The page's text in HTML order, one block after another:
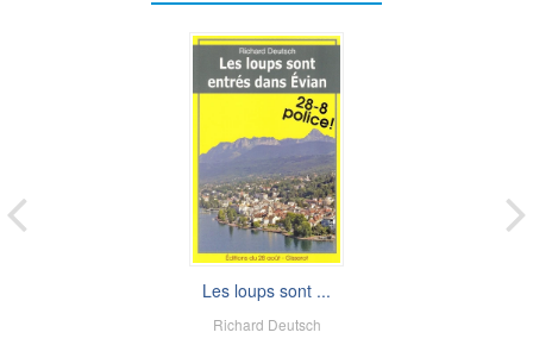
Les loups sont ...
Richard Deutsch